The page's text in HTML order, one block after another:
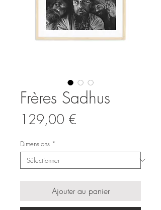
Frères Sadhus
129,00 €
Dimensions *
Ajouter au panier